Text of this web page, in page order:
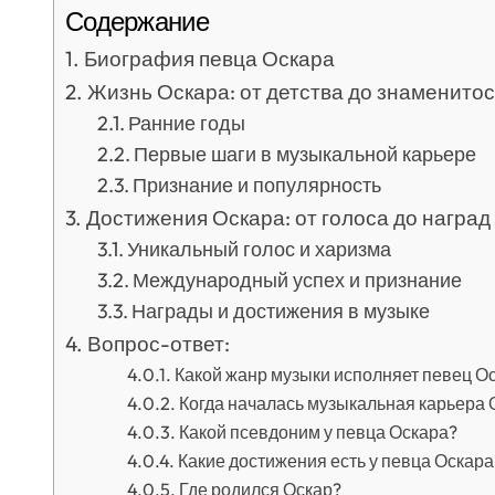
Содержание
Биография певца Оскара
Жизнь Оскара: от детства до
Ранние годы
Первые шаги в музыкальной карьере
Признание и популярность
Достижения Оскара: от голоса до наград
Уникальный голос и харизма
Международный успех и признание
Награды и достижения в музыке
Вопрос-ответ:
Какой жанр музыки исполняет певец
Когда началась музыкальная карьера
Какой псевдоним у певца Оскара?
Какие достижения есть у певца
Где родился Оскар?